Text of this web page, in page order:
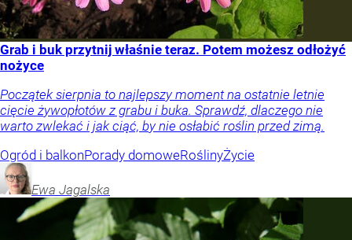
Grab i buk przytnij właśnie teraz. Potem możesz odłożyć
nożyce
Początek sierpnia to najlepszy moment na ostatnie letnie
cięcie żywopłotów z grabu i buka. Sprawdź, dlaczego nie
warto zwlekać i jak ciąć, by nie osłabić roślin przed zimą.
Ogród i balkonPorady domoweRoślinyŻycie
Ewa Jagalska